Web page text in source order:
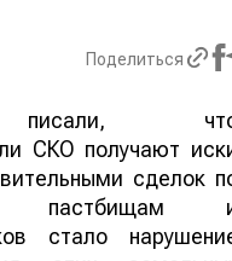
Поделиться
СКО получают
сделок
пастбищам
стало
жука будут
лазером